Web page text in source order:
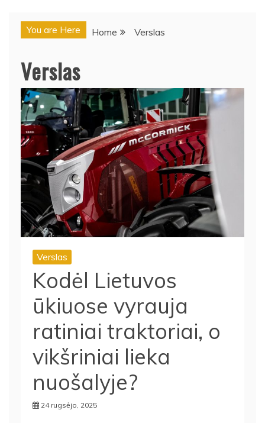
You are Here Home Verslas
Verslas
Verslas
Kodėl Lietuvos
ūkiuose vyrauja
ratiniai traktoriai, o
vikšriniai lieka
nuošalyje?
24 rugsėjo, 2025